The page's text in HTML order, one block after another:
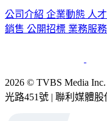
公司介紹 企業動態 人
銷售 公開招標 業務服務
2026 © TVBS Media
光路451號 | 聯利媒體股